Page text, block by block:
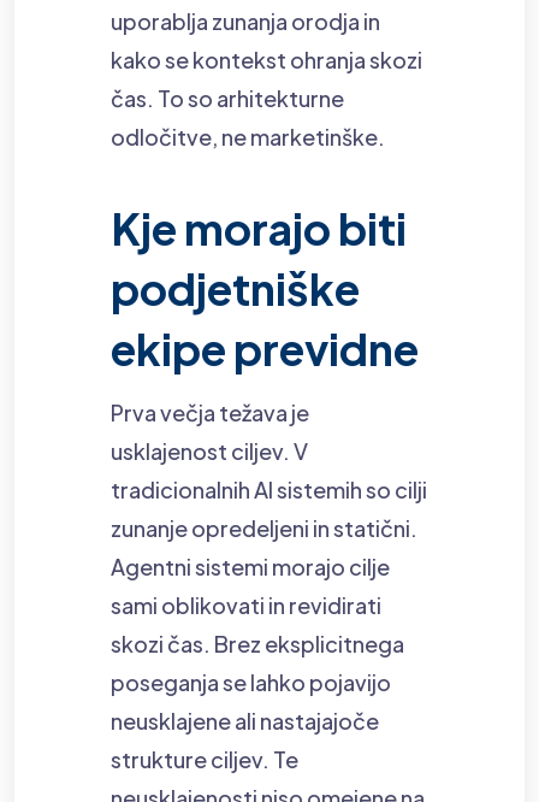
uporablja zunanja orodja in
kako se kontekst ohranja skozi
čas. To so arhitekturne
odločitve, ne marketinške.
Kje morajo biti
podjetniške
ekipe previdne
Prva večja težava je
usklajenost ciljev. V
tradicionalnih AI sistemih so cilji
zunanje opredeljeni in statični.
Agentni sistemi morajo cilje
sami oblikovati in revidirati
skozi čas. Brez eksplicitnega
poseganja se lahko pojavijo
neusklajene ali nastajajoče
strukture ciljev. Te